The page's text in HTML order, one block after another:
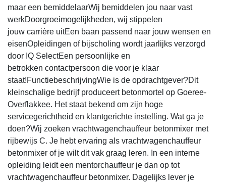
maar een bemiddelaarWij bemiddelen jou naar vast
werkDoorgroeimogelijkheden, wij stippelen
jouw carrière uitEen baan passend naar jouw wensen en
eisenOpleidingen of bijscholing wordt jaarlijks verzorgd
door IQ SelectEen persoonlijke en
betrokken contactpersoon die voor je klaar
staat!FunctiebeschrijvingWie is de opdrachtgever?Dit
kleinschalige bedrijf produceert betonmortel op Goeree-
Overflakkee. Het staat bekend om zijn hoge
servicegerichtheid en klantgerichte instelling. Wat ga je
doen?Wij zoeken vrachtwagenchauffeur betonmixer met
rijbewijs C. Je hebt ervaring als vrachtwagenchauffeur
betonmixer of je wilt dit vak graag leren. In een interne
opleiding leidt een mentorchauffeur je dan op tot
vrachtwagenchauffeur betonmixer. Dagelijks lever je